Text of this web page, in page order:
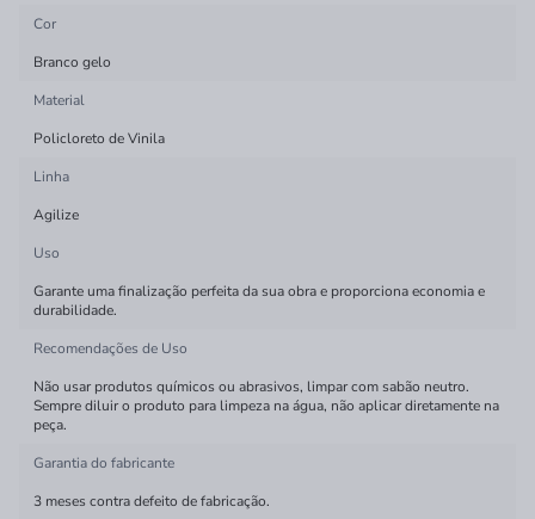
Cor
Branco gelo
Material
Policloreto de Vinila
Linha
Agilize
Uso
Garante uma finalização perfeita da sua obra e proporciona economia e
durabilidade.
Recomendações de Uso
Não usar produtos químicos ou abrasivos, limpar com sabão neutro.
Sempre diluir o produto para limpeza na água, não aplicar diretamente na
peça.
Garantia do fabricante
3 meses contra defeito de fabricação.